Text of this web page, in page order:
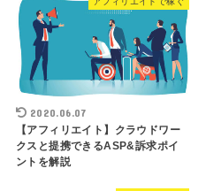
2020.06.07
【アフィリエイト】クラウドワー
クスと提携できるASP&訴求ポイ
ントを解説